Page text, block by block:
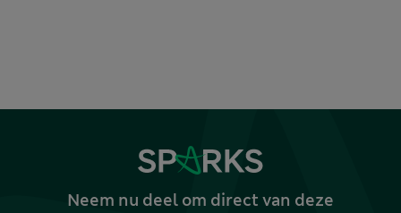
Neem nu deel om direct van deze